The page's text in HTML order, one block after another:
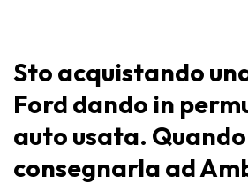
Sto acquistando
Ford dando in
auto usata.
consegnarla ad